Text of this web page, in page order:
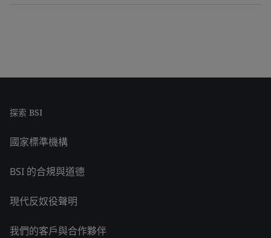
探索 BSI
國家標準機構
BSI 的合規與道德
現代反奴役聲明
我們的客戶與合作夥伴